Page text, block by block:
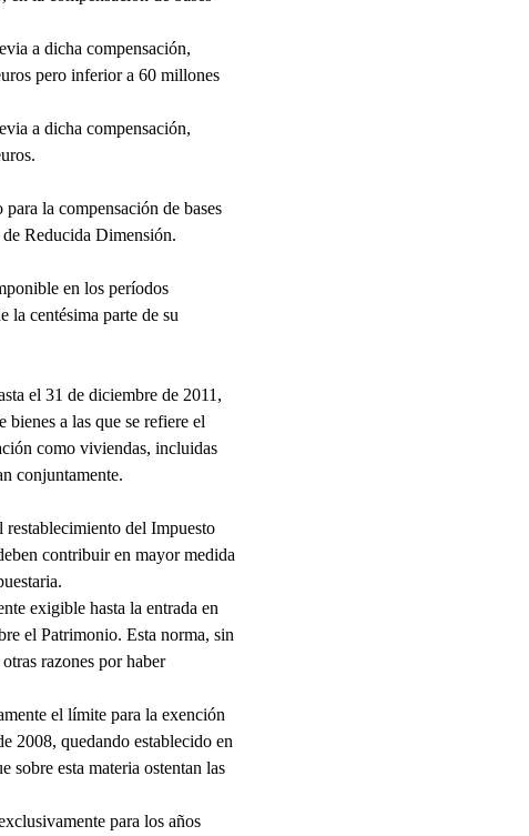
a dicha compensación,
pero inferior a 60 millones
a dicha compensación,
la compensación de bases
Reducida Dimensión.
en los períodos
la centésima parte de su
el 31 de diciembre de 2011,
a las que se refiere el
como viviendas, incluidas
conjuntamente.
restablecimiento del Impuesto
contribuir en mayor medida
exigible hasta la entrada en
el Patrimonio. Esta norma, sin
razones por haber
el límite para la exención
2008, quedando establecido en
sobre esta materia ostentan las
para los años